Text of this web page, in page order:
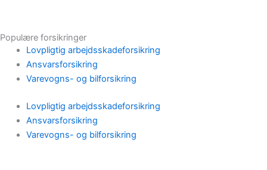
Populære forsikringer
Lovpligtig arbejdsskadeforsikring
Ansvarsforsikring
Varevogns- og bilforsikring
Lovpligtig arbejdsskadeforsikring
Ansvarsforsikring
Varevogns- og bilforsikring